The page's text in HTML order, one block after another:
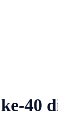
40